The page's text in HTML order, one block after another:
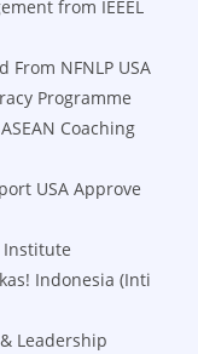
from IEEEL
NFNLP USA
Programme
Coaching
USA Approve
Institute
Indonesia (Inti
Leadership